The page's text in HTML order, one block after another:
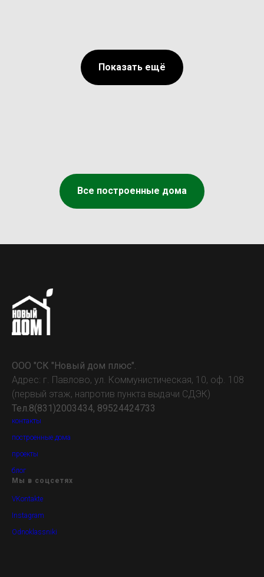
Показать ещё
Все построенные дома
ООО "СК "Новый дом плюс".
Адрес: г. Павлово, ул. Коммунистическая, 10, оф. 108
(первый этаж, напротив пункта выдачи СДЭК)
Тел.8(831)2003434, 89524424733
контакты
построенные дома
проекты
блог
Мы в соцсетях
VKontakte
Instagram
Odnoklassniki